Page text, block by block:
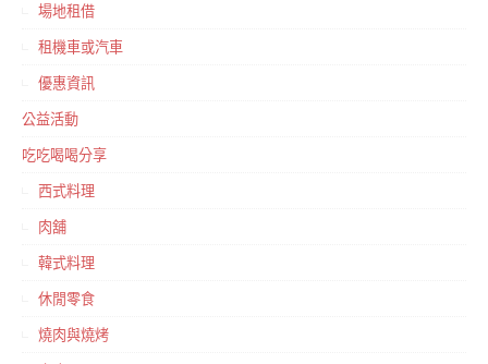
場地租借
租機車或汽車
優惠資訊
公益活動
吃吃喝喝分享
西式料理
肉舖
韓式料理
休閒零食
燒肉與燒烤